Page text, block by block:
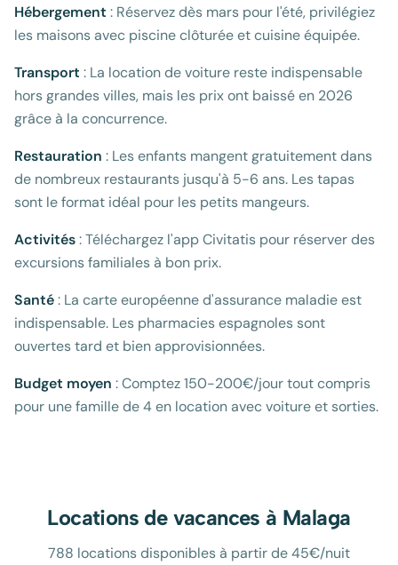
Hébergement : Réservez dès mars pour l'été, privilégiez
les maisons avec piscine clôturée et cuisine équipée.
Transport : La location de voiture reste indispensable
hors grandes villes, mais les prix ont baissé en 2026
grâce à la concurrence.
Restauration : Les enfants mangent gratuitement dans
de nombreux restaurants jusqu'à 5-6 ans. Les tapas
sont le format idéal pour les petits mangeurs.
Activités: Téléchargez l'app Civitatis pour réserver des
excursions familiales à bon prix.
Santé: La carte européenne d'assurance maladie est
indispensable. Les pharmacies espagnoles sont
ouvertes tard et bien approvisionnées.
Budget moyen : Comptez 150-200€/jour tout compris
pour une famille de 4 en location avec voiture et sorties.
Locations de vacances à Malaga
788 locations disponibles à partir de 45€/nuit